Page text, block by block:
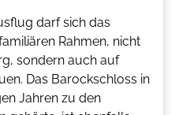
darf sich das
Rahmen, nicht
sondern auch auf
Das Barockschloss in
Jahren zu den